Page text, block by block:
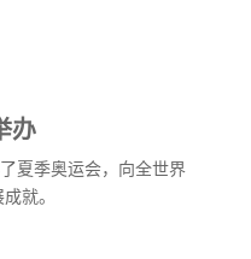
办
夏季奥运会，向全世界
就。